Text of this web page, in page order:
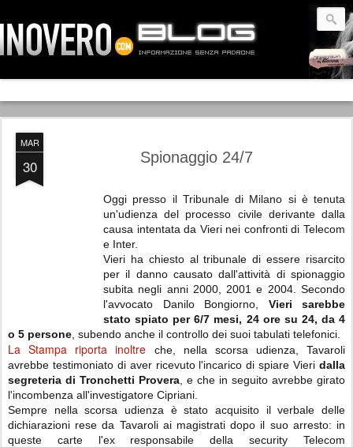
MAR
30 Spionaggio 24/7
Oggi presso il Tribunale di Milano si è tenuta
un'udienza del processo civile derivante dalla
causa intentata da Vieri nei confronti di Telecom
e Inter.
Vieri ha chiesto al tribunale di essere risarcito
per il danno causato dall'attività di spionaggio
subita negli anni 2000, 2001 e 2004. Secondo
l'avvocato Danilo Bongiorno, Vieri sarebbe
stato spiato per 6/7 mesi, 24 ore su 24, da 4
o 5 persone , subendo anche il controllo dei suoi tabulati telefonici.
La Stampa riporta inoltre che, nella scorsa udienza, Tavaroli
avrebbe testimoniato di aver ricevuto l'incarico di spiare Vieri dalla
segreteria di Tronchetti Provera , e che in seguito avrebbe girato
l'incombenza all'investigatore Cipriani.
Sempre nella scorsa udienza è stato acquisito il verbale delle
dichiarazioni rese da Tavaroli ai magistrati dopo il suo arresto: in
queste carte l'ex responsabile della security Telecom